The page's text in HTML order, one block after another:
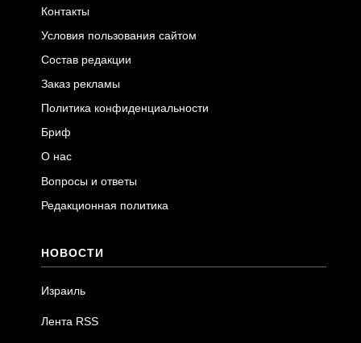
Контакты
Условия пользования сайтом
Состав редакции
Заказ рекламы
Политика конфиденциальности
Бриф
О нас
Вопросы и ответы
Редакционная политика
НОВОСТИ
Израиль
Лента RSS